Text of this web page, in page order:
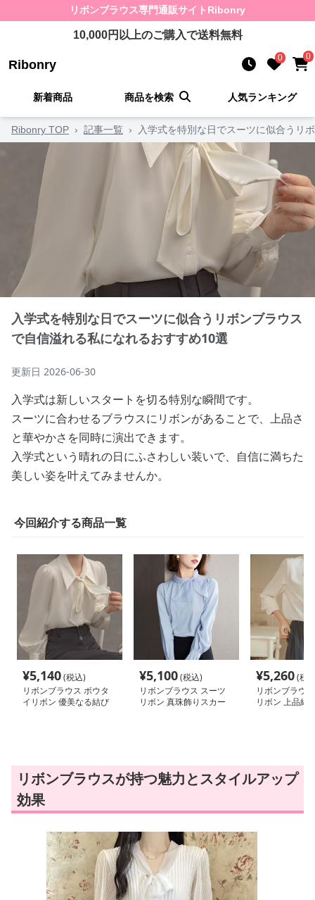
リボンブラウス専門通販サイト Ribonry
10,000円以上のご購入で送料無料
Ribonry 0 0
新着商品 商品を検索 人気ランキング
Ribonry TOP › 記事一覧 › 入学式を特別な日でスーツに似合うリ
入学式を特別な日でスーツに似合うリボンブラウス
で自信溢れる私になれるおすすめ10選
更新日 2026-06-30
入学式は新しいスタートを切る特別な瞬間です。
スーツに合わせるブラウスにリボンがあることで、上品さ
と華やかさを同時に演出できます。
入学式という晴れの日にふさわしい装いで、自信に満ちた
美しい姿を叶えてみませんか。
今回紹介する商品一覧
¥5,140(税込)
リボンブラウス ボウタ
イリボン 優美なる結び
¥5,100(税込)
リボンブラウス スーツ
リボン 真珠飾りスカー
¥5,260(税
リボンブラウ
リボン 上品結
リボンブラウスが持つ魅力とスタイルアップ
効果